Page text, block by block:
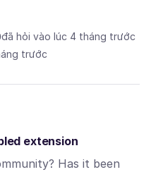
đã hỏi vào lúc 4 tháng trước
trước
extension
Has it been